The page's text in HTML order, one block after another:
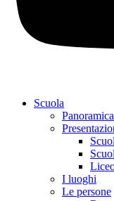
Scuola
Panoramica
I luoghi
Le persone